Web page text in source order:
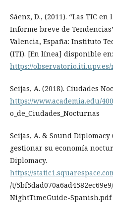
Sáenz, D., (2011). “Las TIC
Informe breve de
Valencia, España: Instituto
(ITI). [En línea] disponible en:
https://observatorio.iti.upv.es/
Seijas, A. (2018). Ciudades
https://www.academia.edu/
o_de_Ciudades_Nocturnas
Seijas, A. & Sound
gestionar su economía
Diplomacy.
https://
/t/
NightTimeGuide-Spanish.pdf